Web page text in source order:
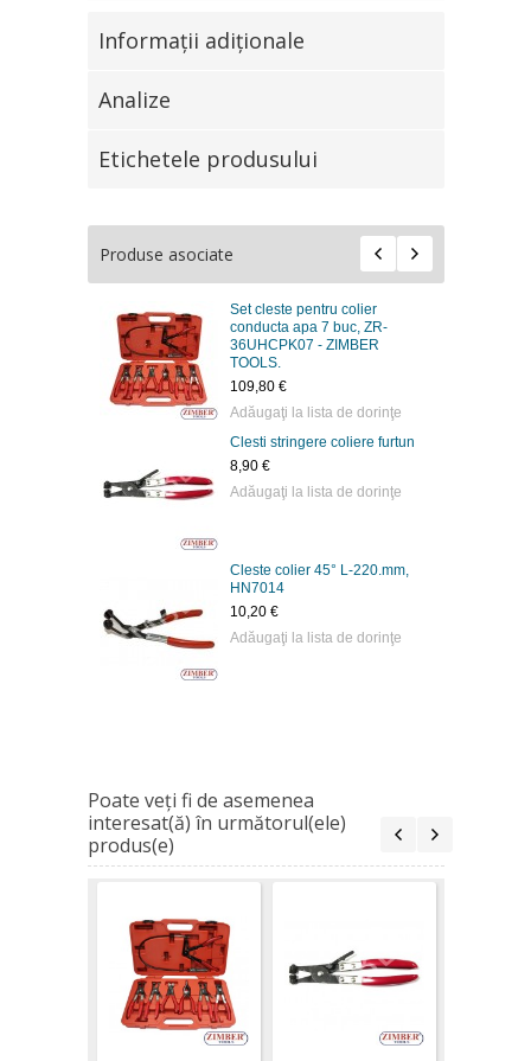
Informaţii adiţionale
Analize
Etichetele produsului
Produse asociate
Set cleste pentru colier
conducta apa 7 buc, ZR-
36UHCPK07 - ZIMBER
TOOLS.
109,80 €
Adăugaţi la lista de dorinţe
Clesti stringere coliere furtun
8,90 €
Adăugaţi la lista de dorinţe
Cleste colier 45° L-220.mm,
HN7014
10,20 €
Adăugaţi la lista de dorinţe
Poate veţi fi de asemenea
interesat(ă) în următorul(ele)
produs(e)